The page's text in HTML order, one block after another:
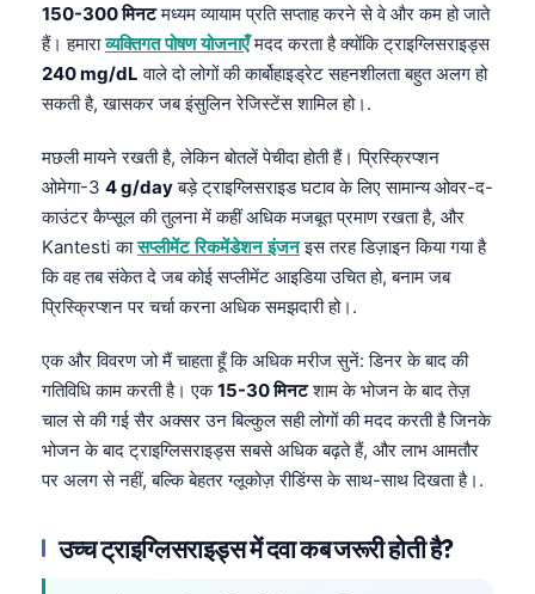
150-300 मिनटमध्यम व्यायाम प्रति सप्ताह करने से वे और कम हो जाते
हैं। हमाराव्यक्तिगत पोषण योजनाएँमदद करता है क्योंकि ट्राइग्लिसराइड्स
240 mg/dL वाले दो लोगों की कार्बोहाइड्रेट सहनशीलता बहुत अलग हो
सकती है, खासकर जब इंसुलिन रेजिस्टेंस शामिल हो।.
मछली मायने रखती है, लेकिन बोतलें पेचीदा होती हैं। प्रिस्क्रिप्शन
ओमेगा-3 4 g/dayबड़े ट्राइग्लिसराइड घटाव के लिए सामान्य ओवर-द-
काउंटर कैप्सूल की तुलना में कहीं अधिक मजबूत प्रमाण रखता है, और
Kantesti कासप्लीमेंट रिकमेंडेशन इंजनइस तरह डिज़ाइन किया गया है
कि वह तब संकेत दे जब कोई सप्लीमेंट आइडिया उचित हो, बनाम जब
प्रिस्क्रिप्शन पर चर्चा करना अधिक समझदारी हो।.
एक और विवरण जो मैं चाहता हूँ कि अधिक मरीज सुनें: डिनर के बाद की
गतिविधि काम करती है। एक15-30 मिनटशाम के भोजन के बाद तेज़
चाल से की गई सैर अक्सर उन बिल्कुल सही लोगों की मदद करती है जिनके
भोजन के बाद ट्राइग्लिसराइड्स सबसे अधिक बढ़ते हैं, और लाभ आमतौर
पर अलग से नहीं, बल्कि बेहतर ग्लूकोज़ रीडिंग्स के साथ-साथ दिखता है।.
उच्च ट्राइग्लिसराइड्स में दवा कब जरूरी होती है?
Română
简体中文
فارسی
Български
Bahasa Indonesia
Հայերեն
Íslenska
Српски језик
Bosanski
Azərbaycan dili
Eesti